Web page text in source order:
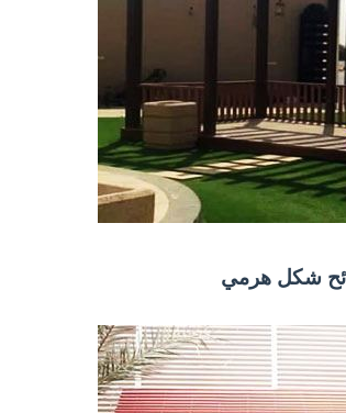
شكل هرمي